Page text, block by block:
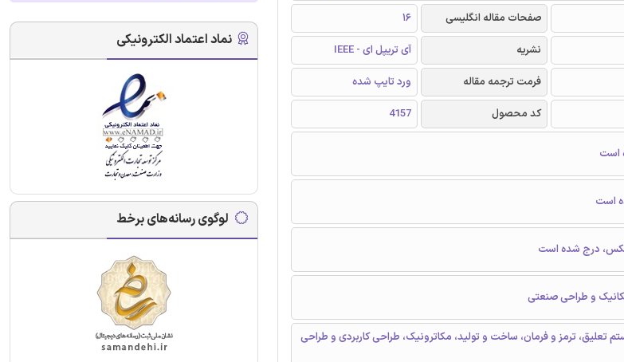
صفحات مقاله انگلیسی
16
نشریه
آی تریپل ای - IEEE
فرمت ترجمه مقاله
ورد تایپ شده
کد محصول
4157
است
است
درج شده است
و طراحی صنعتی
تعلیق، ترمز و فرمان، ساخت و تولید، مکاترونیک، طراحی کاربردی و طراحی
نماد اعتماد الکترونیکی
لوگوی رسانه‌های برخط